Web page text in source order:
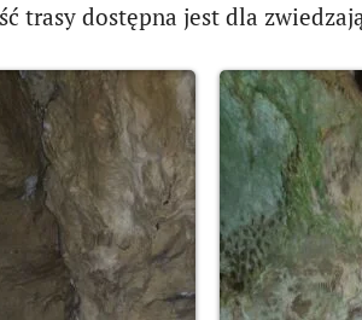
trasy dostępna jest dla